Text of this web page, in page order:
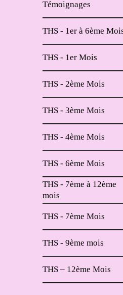
Témoignages
THS - 1er à 6ème
THS - 1er Mois
THS - 2ème Mois
THS - 3ème Mois
THS - 4ème Mois
THS - 6ème Mois
THS - 7ème à 12ème
mois
THS - 7ème Mois
THS - 9ème mois
THS – 12ème Mois